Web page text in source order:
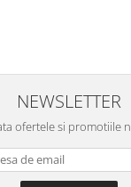
NEWSLETTER
ofertele si promotiile